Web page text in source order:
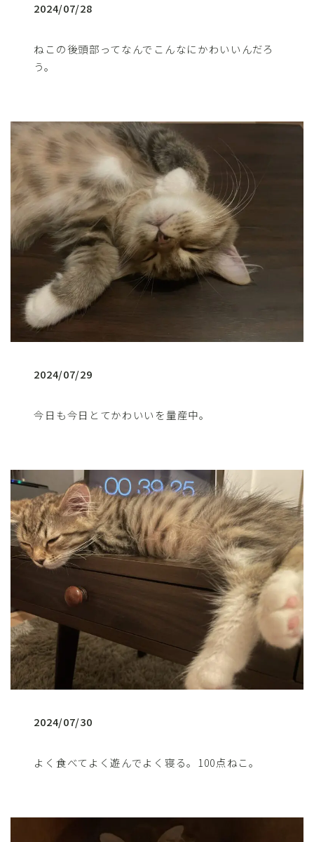
2024/07/28
ねこの後頭部ってなんでこんなにかわいいんだろ
う。
2024/07/29
今日も今日とてかわいいを量産中。
2024/07/30
よく食べてよく遊んでよく寝る。100点ねこ。